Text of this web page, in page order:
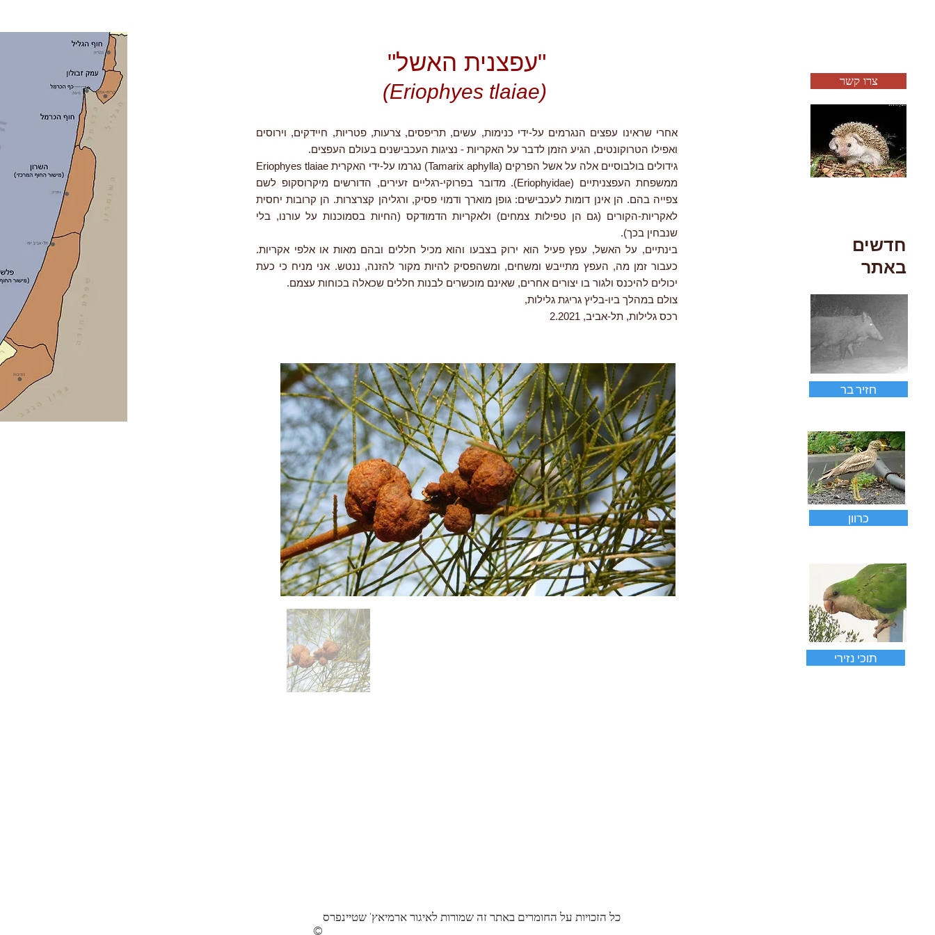
"עפצנית האשל"
(Eriophyes tlaiae)
אחרי שראינו עפצים הנגרמים על-ידי כנימות, עשים, תריפסים, צרעות, פטריות, חיידקים, וירוסים
ואפילו הטרוקונטים, הגיע הזמן לדבר על האקריות - נציגות העכבישנים בעולם העפצים.
גידולים בולבוסיים אלה על אשל הפרקים (Tamarix aphylla) נגרמו על-ידי האקרית Eriophyes tlaiae
ממשפחת העפצניתיים (Eriophyidae). מדובר בפרוקי-רגליים זעירים, הדורשים מיקרוסקופ לשם
צפייה בהם. הן אינן דומות לעכבישים: גופן מוארך ודמוי פסיק, ורגליהן קצרצרות. הן קרובות יחסית
לאקריות-הקורים (גם הן טפילות צמחים) ולאקריות הדמודקס (החיות בסמוכנות על עורנו, בלי
שנבחין בכך).
בינתיים, על האשל, עפץ פעיל הוא ירוק בצבעו והוא מכיל חללים ובהם מאות או אלפי אקריות.
כעבור זמן מה, העפץ מתייבש ומשחים, ומשהפסיק להיות מקור להזנה, ננטש. אני מניח כי כעת
יכולים להיכנס ולגור בו יצורים אחרים, שאינם מוכשרים לבנות חללים שכאלה בכוחות עצמם.
צולם במהלך ביו-בליץ גריגת גלילות,
רכס גלילות, תל-אביב, 2.2021
צרו קשר
כרוון
חזיר בר
חדשים
באתר
תוכי נזירי
©